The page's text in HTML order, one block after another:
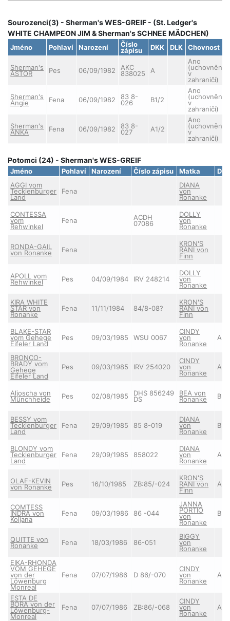
Sourozenci(3) - Sherman's WES-GREIF - (St. Ledger's
WHITE CHAMPEON JIM & Sherman's SCHNEE MÄDCHEN)
Jméno Pohlaví Narození Číslo
zápisu DKK DLK Chovnost
Sherman's
ASTOR Pes 06/09/1982 AKC
838025 A
Ano
(uchovnění
v
zahraničí)
Sherman's
Angie Fena 06/09/1982 83 8-
026 B1/2
Ano
(uchovnění
v
zahraničí)
Sherman's
ANKA Fena 06/09/1982 83 8-
027 A1/2
Ano
(uchovnění
v
zahraničí)
Potomci (24) - Sherman's WES-GREIF
Jméno Pohlaví Narození Číslo zápisu Matka
AGGI vom
Tecklenburger
Land
Fena
DIANA
von
Ronanke
CONTESSA
vom
Rehwinkel
Fena ACDH
07086
DOLLY
von
Ronanke
RONDA-GAIL
von Ronanke Fena
KRON'S
RANI von
Finn
APOLL vom
Rehwinkel Pes 04/09/1984 IRV 248214
DOLLY
von
Ronanke
KIRA WHITE
STAR von
Ronanke
Fena 11/11/1984 84/8-08?
KRON'S
RANI von
Finn
BLAKE-STAR
vom Gehege
Eifeler Land
Pes 09/03/1985 WSU 0067
CINDY
von
Ronanke
A
BRONCO-
BRADY vom
Gehege
Eifeler Land
Pes 09/03/1985 IRV 254020
CINDY
von
Ronanke
A2
Aljoscha von
Münchheide Pes 02/08/1985 DHS 856249
DS
BEA von
Ronanke B
BESSY vom
Tecklenburger
Land
Fena 29/09/1985 85 8-019
DIANA
von
Ronanke
B
BLONDY vom
Tecklenburger
Land
Fena 29/09/1985 858022
DIANA
von
Ronanke
A1
OLAF-KEVIN
von Ronanke Pes 16/10/1985 ZB:85/-024
KRON'S
RANI von
Finn
A3
COMTESS
INDRA von
Koljana
Fena 09/03/1986 86 -044
JANNA
PORTIO
von
Ronanke
B
QUITTE von
Ronanke Fena 18/03/1986 86-051
BIGGY
von
Ronanke
EIKA-RHONDA
VOM GEHEGE
von der
Löwenburg
Monreal
Fena 07/07/1986 D 86/-070
CINDY
von
Ronanke
A
ESTA DE
BORA von der
Löwenburg-
Monreal
Fena 07/07/1986 ZB:86/-068
CINDY
von
Ronanke
A